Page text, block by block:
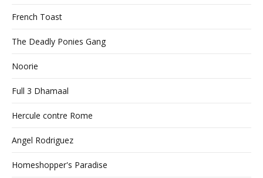
French Toast
The Deadly Ponies Gang
Noorie
Full 3 Dhamaal
Hercule contre Rome
Angel Rodriguez
Homeshopper's Paradise